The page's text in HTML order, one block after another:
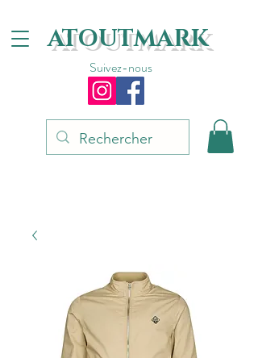
ATOUTMARK
Suivez-nous